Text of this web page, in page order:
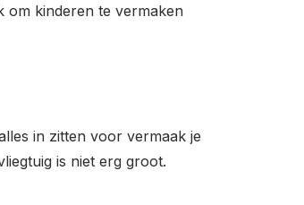
om kinderen te vermaken
in zitten voor vermaak je
is niet erg groot.